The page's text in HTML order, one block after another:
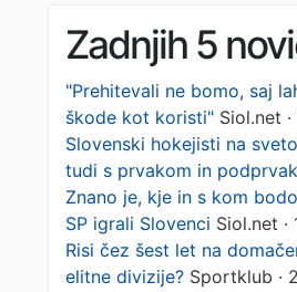
Zadnjih 5
"Prehitevali ne bomo, saj
škode kot koristi" Siol.net ·
Slovenski hokejisti na
tudi s prvakom in
Znano je, kje in s kom
SP igrali Slovenci Siol.net ·
Risi čez šest let na
elitne divizije? Sportklub ·